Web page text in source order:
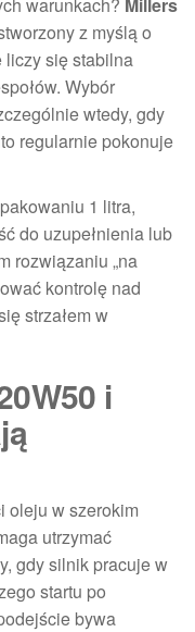
z myślą o
liczy się stabilna
Wybór
wtedy, gdy
regularnie pokonuje
1 litra,
do uzupełnienia lub
rozwiązaniu „na
kontrolę nad
strzałem w
i
oleju w szerokim
utrzymać
gdy silnik pracuje w
startu po
bywa